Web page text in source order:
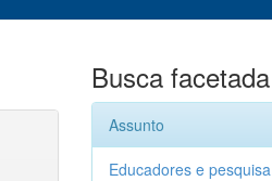
Busca facetada
Assunto
Educadores e pesquisa